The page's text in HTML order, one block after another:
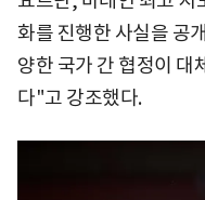
화를 진행한 사실을 공
양한 국가 간 협정이 대
다"고 강조했다.